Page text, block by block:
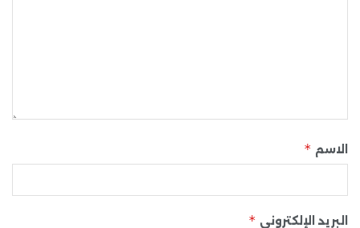
الاسم *
البريد الإلكتروني *